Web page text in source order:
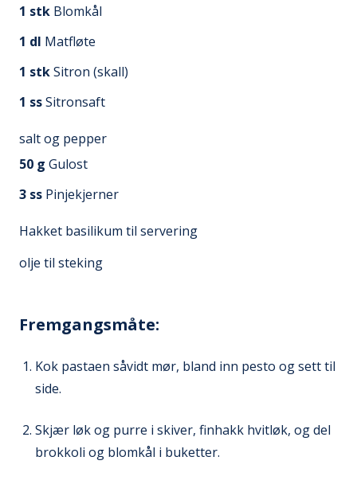
1 stk Blomkål
1 dl Matfløte
1 stkSitron (skall)
1 ssSitronsaft
salt og pepper
50 g Gulost
3 ss Pinjekjerner
Hakket basilikum til servering
olje til steking
Fremgangsmåte:
Kok pastaen såvidt mør, bland inn pesto og sett til
side.
Skjær løk og purre i skiver, finhakk hvitløk, og del
brokkoli og blomkål i buketter.